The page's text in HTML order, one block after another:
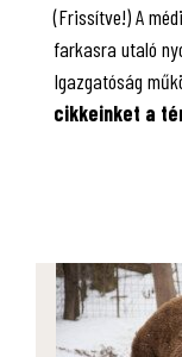
(Frissítve!) A
farkasra utaló
Igazgatóság
cikkeinket a